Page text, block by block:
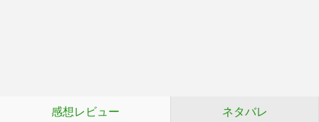
感想レビュー ネタバレ